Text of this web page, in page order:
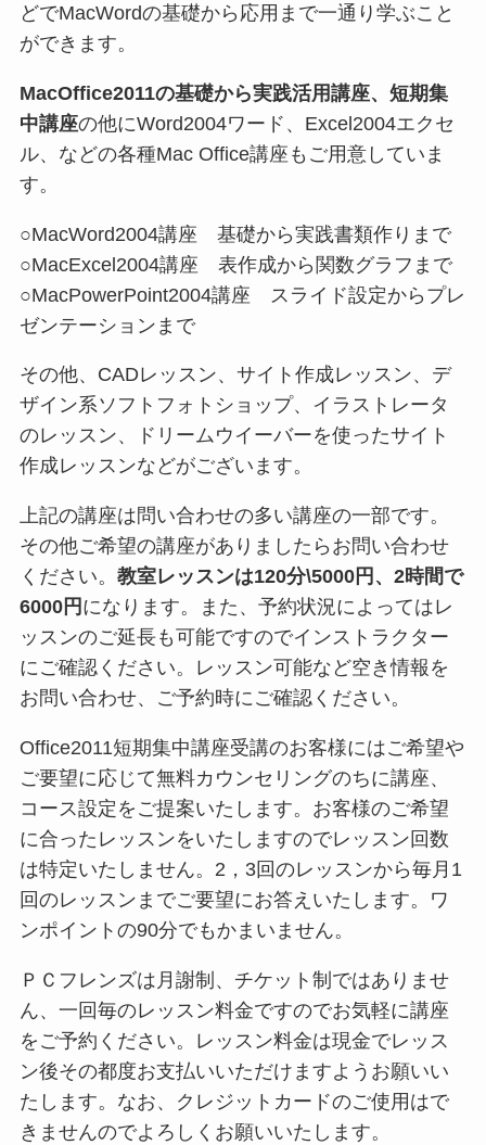
どでMacWordの基礎から応用まで一通り学ぶこと
ができます。
MacOffice2011の基礎から実践活用講座、短期集
中講座の他にWord2004ワード、Excel2004エクセ
ル、などの各種Mac Office講座もご用意していま
す。
○MacWord2004講座 基礎から実践書類作りまで
○MacExcel2004講座 表作成から関数グラフまで
○MacPowerPoint2004講座 スライド設定からプレ
ゼンテーションまで
その他、CADレッスン、サイト作成レッスン、デ
ザイン系ソフトフォトショップ、イラストレータ
のレッスン、ドリームウイーバーを使ったサイト
作成レッスンなどがございます。
上記の講座は問い合わせの多い講座の一部です。
その他ご希望の講座がありましたらお問い合わせ
ください。 教室レッスンは120分\5000円、2時間で
6000円 になります。また、予約状況によってはレ
ッスンのご延長も可能ですのでインストラクター
にご確認ください。レッスン可能など空き情報を
お問い合わせ、ご予約時にご確認ください。
Office2011短期集中講座受講のお客様にはご希望や
ご要望に応じて無料カウンセリングのちに講座、
コース設定をご提案いたします。お客様のご希望
に合ったレッスンをいたしますのでレッスン回数
は特定いたしません。2，3回のレッスンから毎月1
回のレッスンまでご要望にお答えいたします。ワ
ンポイントの90分でもかまいません。
ＰＣフレンズは月謝制、チケット制ではありませ
ん、一回毎のレッスン料金ですのでお気軽に講座
をご予約ください。レッスン料金は現金でレッス
ン後その都度お支払いいただけますようお願いい
たします。なお、クレジットカードのご使用はで
きませんのでよろしくお願いいたします。